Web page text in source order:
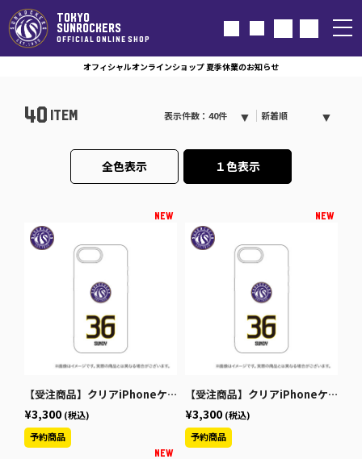
TOKYO
SUNROCKERS
OFFICIAL ONLINE SHOP
オフィシャルオンラインショップ 夏季休業のお知らせ
40 ITEM 表示件数：40件 新着順
全色表示 １色表示
【受注商品】クリアiPhoneケース（iPhone14以前）
¥3,300 (税込)
【受注商品】クリアiPhoneケース（iPhone15以降)
¥3,300 (税込)